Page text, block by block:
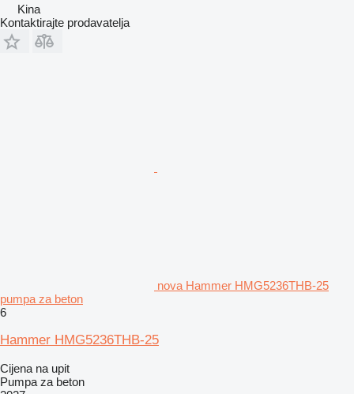
Kina
Kontaktirajte prodavatelja
nova Hammer HMG5236THB-25
pumpa za beton
6
Hammer HMG5236THB-25
Cijena na upit
Pumpa za beton